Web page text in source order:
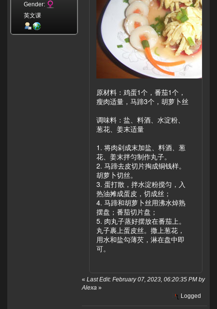
Gender:
英文课
原材料：鸡蛋1个，番茄1个，
瘦肉适量，马蹄3个，胡萝卜丝
调味料：盐、料酒、水淀粉、
葱花、姜末适量
1. 将肉剁成末加盐、料酒、葱
花、姜末拌匀制作丸子。
2. 马蹄去皮切片掏成铜钱样。
胡萝卜切丝。
3. 蛋打散，拌水淀粉搅匀，入
热油摊成蛋皮，切成丝；
4. 马蹄和胡萝卜丝用沸水焯熟
摆盘；番茄切片盘；
5. 肉丸子蒸好摆放在番茄上。
丸子裹上蛋皮丝。撒上葱花，
用水和盐勾薄芡，淋在盘中即
可。
« Last Edit: February 07, 2023, 06:20:35 PM by
Alexa »
Logged